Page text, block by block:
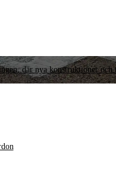
där nya konstruktioner och